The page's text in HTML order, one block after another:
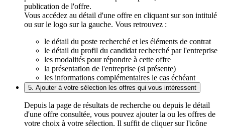
publication de l'offre.
Vous accédez au détail d'une offre en cliquant sur son intitulé
ou sur le logo sur la gauche. Vous retrouvez :
le détail du poste recherché et les éléments de contrat
le détail du profil du candidat recherché par l'entreprise
les modalités pour répondre à cette offre
la présentation de l'entreprise (si présente)
les informations complémentaires le cas échéant
5. Ajouter à votre sélection les offres qui vous intéressent
Depuis la page de résultats de recherche ou depuis le détail
d'une offre consultée, vous pouvez ajouter la ou les offres de
votre choix à votre sélection. Il suffit de cliquer sur l'icône